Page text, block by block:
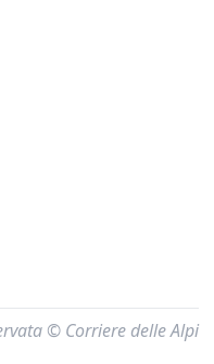
© Corriere delle Alpi